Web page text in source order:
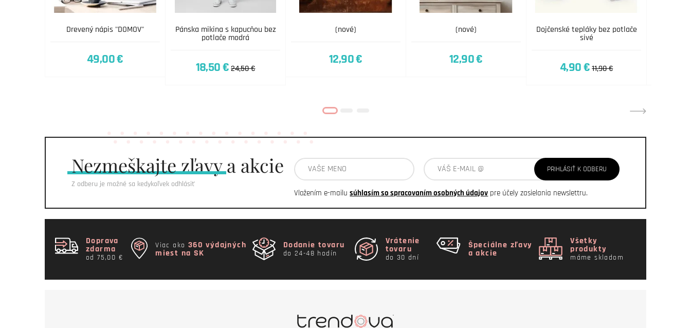
Drevený nápis "DOMOV"
49,00 €
Pánska mikina s kapucňou bez
potlače modrá
18,50 € 24,50 €
(nové)
12,90 €
(nové)
12,90 €
Dojčenské tepláky bez potlače
sivé
4,90 € 11,90 €
Nezmeškajtezľavy a akcie
Z odberu je možné sa kedykoľvek odhlásiť
PRIHLÁSIŤ K ODBERU
Vložením e-mailusúhlasím so spracovaním osobných údajov pre účely zasielania newslettru.
Doprava
zdarma
od 75,00 €
Viac ako 360 výdajných
miest na SK
Dodanie tovaru
do 24-48 hodín
Vrátenie
tovaru
do 30 dní
Špeciálne zľavy
a akcie
Všetky
produkty
máme skladom